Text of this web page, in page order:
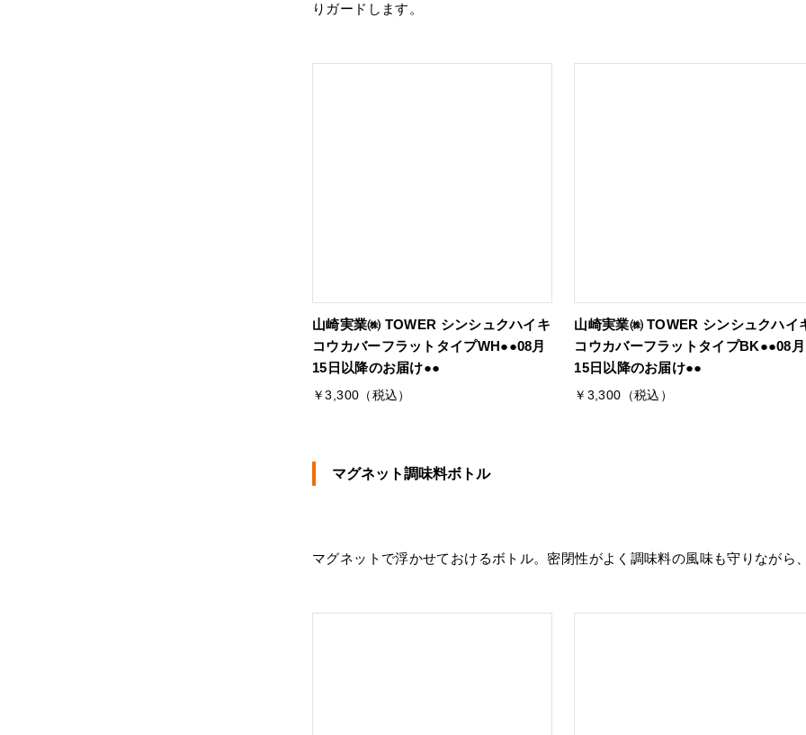
りガードします。
山崎実業㈱ TOWER シンシュクハイキ
コウカバーフラットタイプWH●●08月
15日以降のお届け●●
￥3,300（税込）
山崎実業㈱ TOWER シンシュクハイ
コウカバーフラットタイプBK●●08月
15日以降のお届け●●
￥3,300（税込）
マグネット調味料ボトル
マグネットで浮かせておけるボトル。密閉性がよく調味料の風味も守りながら